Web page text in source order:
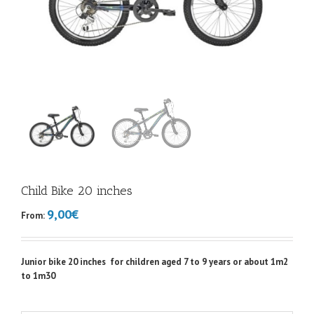
Child Bike 20 inches
From: 9,00€
Junior bike 20 inches for children aged 7 to 9 years or about 1m2
to 1m30